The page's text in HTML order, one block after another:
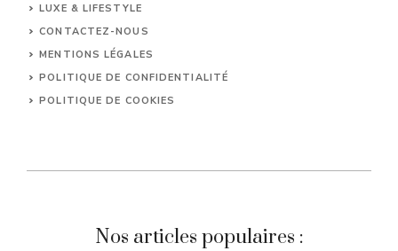
LUXE & LIFESTYLE
CONTACTEZ-NOUS
MENTIONS LÉGALES
POLITIQUE DE CONFIDENTIALITÉ
POLITIQUE DE COOKIES
Nos articles populaires :